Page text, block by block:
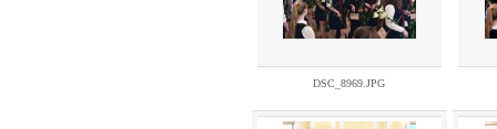
DSC_8969.JPG